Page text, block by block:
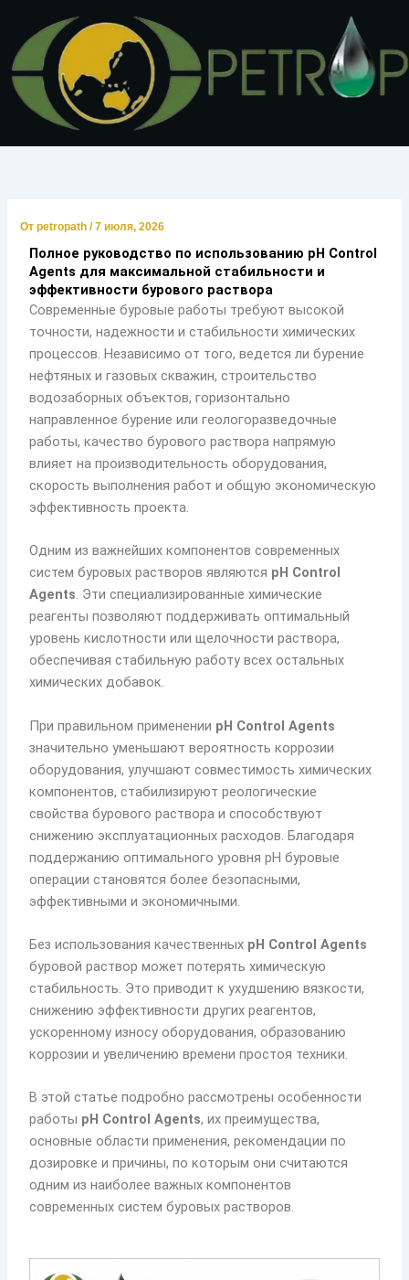
содержимому
Отpetropath/7 июля, 2026
Полное руководство по использованию pH Control
Agents для максимальной стабильности и
эффективности бурового раствора
Современные буровые работы требуют высокой
точности, надежности и стабильности химических
процессов. Независимо от того, ведется ли бурение
нефтяных и газовых скважин, строительство
водозаборных объектов, горизонтально
направленное бурение или геологоразведочные
работы, качество бурового раствора напрямую
влияет на производительность оборудования,
скорость выполнения работ и общую экономическую
эффективность проекта.
Одним из важнейших компонентов современных
систем буровых растворов являются pH Control
Agents. Эти специализированные химические
реагенты позволяют поддерживать оптимальный
уровень кислотности или щелочности раствора,
обеспечивая стабильную работу всех остальных
химических добавок.
При правильном применении pH Control Agents
значительно уменьшают вероятность коррозии
оборудования, улучшают совместимость химических
компонентов, стабилизируют реологические
свойства бурового раствора и способствуют
снижению эксплуатационных расходов. Благодаря
поддержанию оптимального уровня pH буровые
операции становятся более безопасными,
эффективными и экономичными.
Без использования качественных pH Control Agents
буровой раствор может потерять химическую
стабильность. Это приводит к ухудшению вязкости,
снижению эффективности других реагентов,
ускоренному износу оборудования, образованию
коррозии и увеличению времени простоя техники.
В этой статье подробно рассмотрены особенности
работы pH Control Agents, их преимущества,
основные области применения, рекомендации по
дозировке и причины, по которым они считаются
одним из наиболее важных компонентов
современных систем буровых растворов.